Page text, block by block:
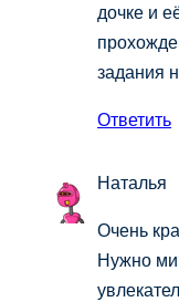
дочке и
задания
Ответить
Наталья
Очень
Нужно